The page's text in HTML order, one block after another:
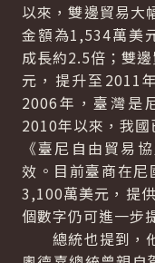
以來，雙邊貿易大
金額為1,534萬美
成長約2.5倍；雙
元，提升至2011
2006年，臺灣是
2010年以來，我
《臺尼自由貿易
效。目前臺商在
3,100萬美元，提
個數字仍可進一步
總統也提到，他